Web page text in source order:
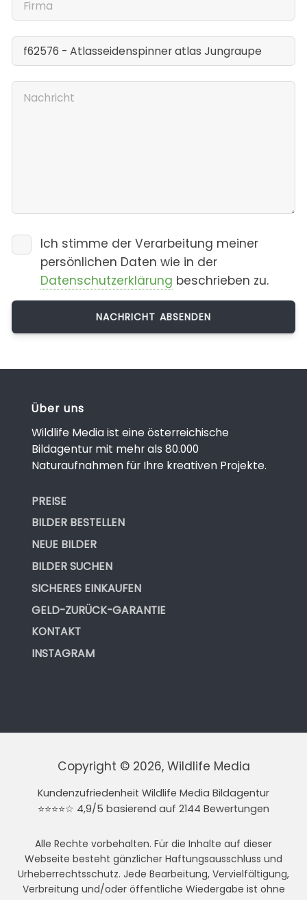
Ich stimme der Verarbeitung meiner
persönlichen Daten wie in der
Datenschutzerklärung beschrieben zu.
Über uns
Wildlife Media ist eine österreichische
Bildagentur mit mehr als 80.000
Naturaufnahmen für Ihre kreativen Projekte.
PREISE
BILDER BESTELLEN
NEUE BILDER
BILDER SUCHEN
SICHERES EINKAUFEN
GELD-ZURÜCK-GARANTIE
KONTAKT
INSTAGRAM
Copyright © 2026, Wildlife Media
Kundenzufriedenheit Wildlife Media Bildagentur
⭐⭐⭐⭐☆ 4,9/5 basierend auf 2144 Bewertungen
Alle Rechte vorbehalten. Für die Inhalte auf dieser
Webseite besteht gänzlicher Haftungsausschluss und
Urheberrechtsschutz. Jede Bearbeitung, Vervielfältigung,
Verbreitung und/oder öffentliche Wiedergabe ist ohne